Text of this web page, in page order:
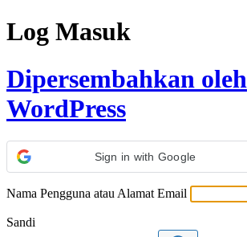
Log Masuk
Dipersembahkan oleh
WordPress
Sign in with Google
Nama Pengguna atau Alamat Email
Sandi